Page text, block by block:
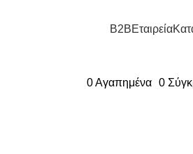
B2BΕταιρεία
0Αγαπημένα 0